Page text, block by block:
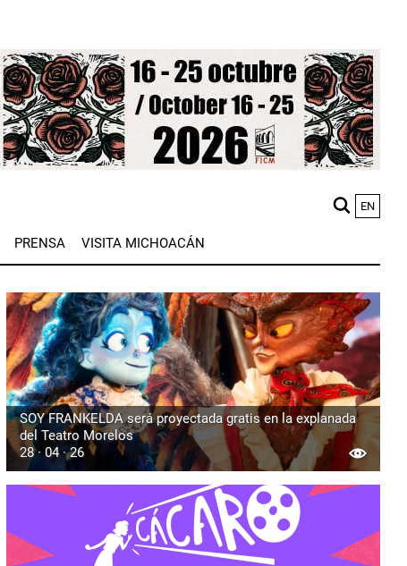
EN
PRENSA VISITA MICHOACÁN
SOY FRANKELDA será proyectada gratis en la explanada
del Teatro Morelos
28 · 04 · 26